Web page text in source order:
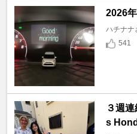
2026
ハチナナ
541
３週
s